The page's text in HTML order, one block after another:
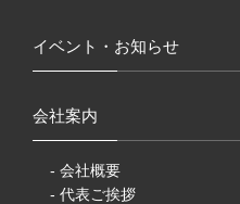
イベント・お知らせ
会社案内
- 会社概要
- 代表ご挨拶